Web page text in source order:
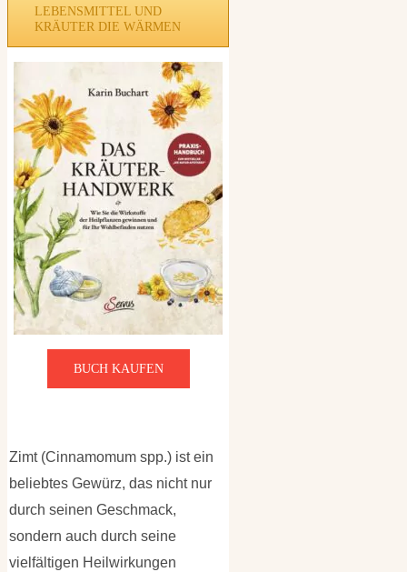
LEBENSMITTEL UND
KRÄUTER DIE WÄRMEN
BUCH KAUFEN
Zimt (Cinnamomum spp.) ist ein
beliebtes Gewürz, das nicht nur
durch seinen Geschmack,
sondern auch durch seine
vielfältigen Heilwirkungen